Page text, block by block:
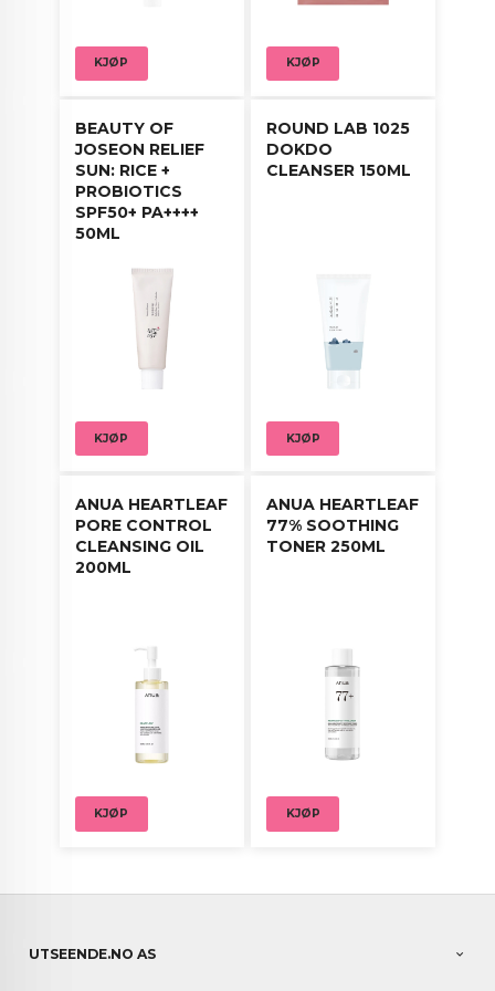
Ta en passende mengde og tilsett vann for å
huden og skyll grundig med lunkent vann. Kan
brukes daglig.
KJØP KJØP
BEAUTY OF
JOSEON RELIEF
SUN: RICE +
PROBIOTICS
SPF50+ PA++++
50ML
KJØP
ROUND LAB 1025
DOKDO
CLEANSER 150ML
KJØP
ANUA HEARTLEAF
PORE CONTROL
CLEANSING OIL
200ML
KJØP
ANUA HEARTLEAF
77% SOOTHING
TONER 250ML
KJØP
UTSEENDE.NO AS